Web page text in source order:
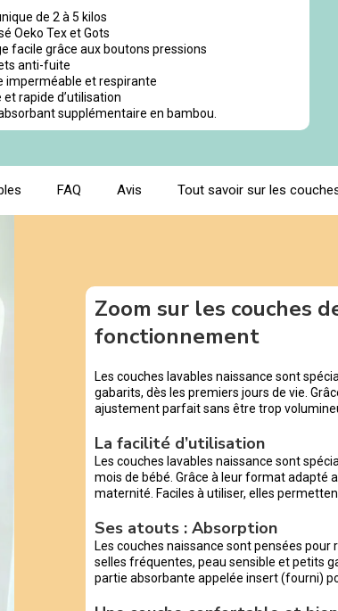
de 2 à 5 kilos
Oeko Tex et Gots
facile grâce aux boutons pressions
anti-fuite
imperméable et respirante
et rapide d’utilisation
supplémentaire en bambou.
FAQ Avis Tout savoir sur les
Zoom sur les couches
fonctionnement
Les couches lavables naissance sont
gabarits, dès les premiers jours de vie.
ajustement parfait sans être trop
La facilité d’utilisation
Les couches lavables naissance sont
mois de bébé. Grâce à leur format
maternité. Faciles à utiliser, elles
Ses atouts : Absorption
Les couches naissance sont pensées
selles fréquentes, peau sensible et petits
partie absorbante appelée insert (fourni)